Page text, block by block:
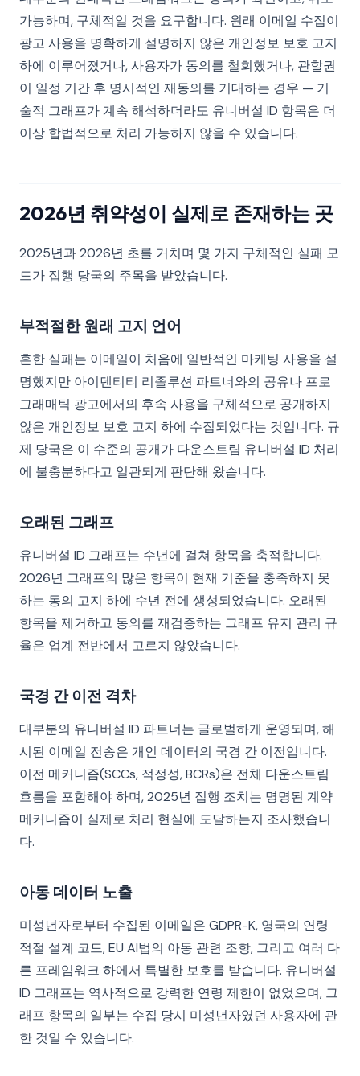
가능하며, 구체적일 것을 요구합니다. 원래 이메일 수집이
광고 사용을 명확하게 설명하지 않은 개인정보 보호 고지
하에 이루어졌거나, 사용자가 동의를 철회했거나, 관할권
이 일정 기간 후 명시적인 재동의를 기대하는 경우 — 기
술적 그래프가 계속 해석하더라도 유니버설 ID 항목은 더
이상 합법적으로 처리 가능하지 않을 수 있습니다.
2026년 취약성이 실제로 존재하는 곳
2025년과 2026년 초를 거치며 몇 가지 구체적인 실패 모
드가 집행 당국의 주목을 받았습니다.
부적절한 원래 고지 언어
흔한 실패는 이메일이 처음에 일반적인 마케팅 사용을 설
명했지만 아이덴티티 리졸루션 파트너와의 공유나 프로
그래매틱 광고에서의 후속 사용을 구체적으로 공개하지
않은 개인정보 보호 고지 하에 수집되었다는 것입니다. 규
제 당국은 이 수준의 공개가 다운스트림 유니버설 ID 처리
에 불충분하다고 일관되게 판단해 왔습니다.
오래된 그래프
유니버설 ID 그래프는 수년에 걸쳐 항목을 축적합니다.
2026년 그래프의 많은 항목이 현재 기준을 충족하지 못
하는 동의 고지 하에 수년 전에 생성되었습니다. 오래된
항목을 제거하고 동의를 재검증하는 그래프 유지 관리 규
율은 업계 전반에서 고르지 않았습니다.
국경 간 이전 격차
대부분의 유니버설 ID 파트너는 글로벌하게 운영되며, 해
시된 이메일 전송은 개인 데이터의 국경 간 이전입니다.
이전 메커니즘(SCCs, 적정성, BCRs)은 전체 다운스트림
흐름을 포함해야 하며, 2025년 집행 조치는 명명된 계약
메커니즘이 실제로 처리 현실에 도달하는지 조사했습니
다.
아동 데이터 노출
미성년자로부터 수집된 이메일은 GDPR-K, 영국의 연령
적절 설계 코드, EU AI법의 아동 관련 조항, 그리고 여러 다
른 프레임워크 하에서 특별한 보호를 받습니다. 유니버설
ID 그래프는 역사적으로 강력한 연령 제한이 없었으며, 그
래프 항목의 일부는 수집 당시 미성년자였던 사용자에 관
한 것일 수 있습니다.